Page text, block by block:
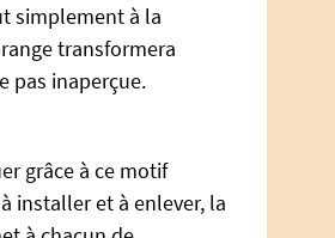
simplement à la
transformera
pas inaperçue.
grâce à ce motif
installer et à enlever, la